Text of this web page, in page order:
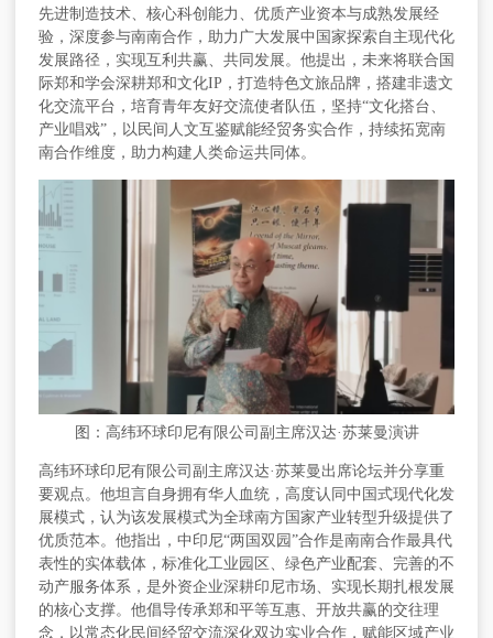
先进制造技术、核心科创能力、优质产业资本与成熟发展经
验，深度参与南南合作，助力广大发展中国家探索自主现代化
发展路径，实现互利共赢、共同发展。他提出，未来将联合国
际郑和学会深耕郑和文化IP，打造特色文旅品牌，搭建非遗文
化交流平台，培育青年友好交流使者队伍，坚持“文化搭台、
产业唱戏”，以民间人文互鉴赋能经贸务实合作，持续拓宽南
南合作维度，助力构建人类命运共同体。
图：高纬环球印尼有限公司副主席汉达·苏莱曼演讲
高纬环球印尼有限公司副主席汉达·苏莱曼出席论坛并分享重
要观点。他坦言自身拥有华人血统，高度认同中国式现代化发
展模式，认为该发展模式为全球南方国家产业转型升级提供了
优质范本。他指出，中印尼“两国双园 ”合作是南南合作最具代
表性的实体载体，标准化工业园区、绿色产业配套、完善的不
动产服务体系，是外资企业深耕印尼市场、实现长期扎根发展
的核心支撑。他倡导传承郑和平等互惠、开放共赢的交往理
念，以常态化民间经贸交流深化双边实业合作，赋能区域产业